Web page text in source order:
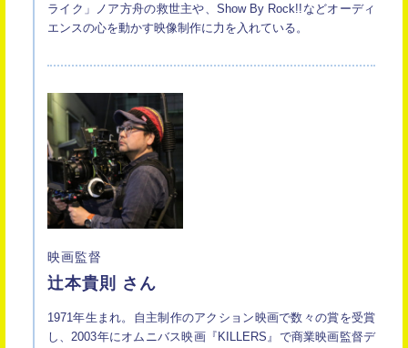
ライク」ノア方舟の救世主や、Show By Rock!!などオーディ
エンスの心を動かす映像制作に力を入れている。
映画監督
辻本貴則 さん
1971年生まれ。自主制作のアクション映画で数々の賞を受賞
し、2003年にオムニバス映画『KILLERS』で商業映画監督デ